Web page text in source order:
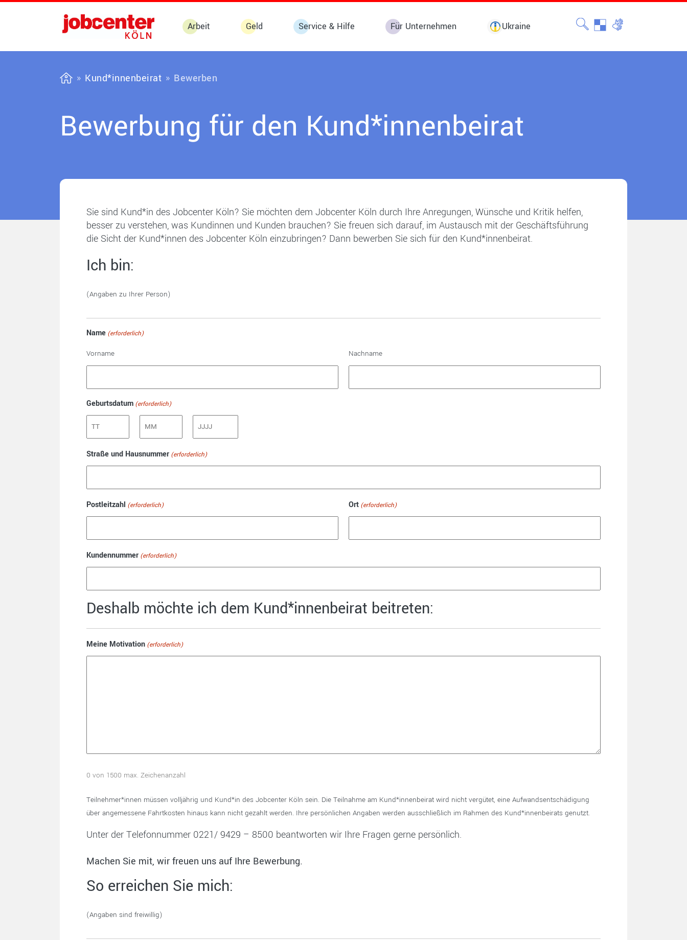
Arbeit Geld Service & Hilfe Für Unternehmen Ukraine
Kund*innenbeirat Bewerben
Bewerbung für den Kund*innenbeirat
Sie sind Kund*in des Jobcenter Köln? Sie möchten dem Jobcenter Köln durch Ihre Anregungen, Wünsche und Kritik helfen,
besser zu verstehen, was Kundinnen und Kunden brauchen? Sie freuen sich darauf, im Austausch mit der Geschäftsführung
die Sicht der Kund*innen des Jobcenter Köln einzubringen? Dann bewerben Sie sich für den Kund*innenbeirat.
Ich bin:
(Angaben zu Ihrer Person)
Name (erforderlich)
Vorname Nachname
Geburtsdatum (erforderlich)
Straße und Hausnummer (erforderlich)
Postleitzahl (erforderlich) Ort (erforderlich)
Kundennummer (erforderlich)
Deshalb möchte ich dem Kund*innenbeirat beitreten:
Meine Motivation (erforderlich)
0 von 1500 max. Zeichenanzahl
Teilnehmer*innen müssen volljährig und Kund*in des Jobcenter Köln sein. Die Teilnahme am Kund*innenbeirat wird nicht vergütet, eine Aufwandsentschädigung
über angemessene Fahrtkosten hinaus kann nicht gezahlt werden. Ihre persönlichen Angaben werden ausschließlich im Rahmen des Kund*innenbeirats genutzt.
Unter der Telefonnummer 0221/ 9429 – 8500 beantworten wir Ihre Fragen gerne persönlich.
Machen Sie mit, wir freuen uns auf Ihre Bewerbung.
So erreichen Sie mich:
(Angaben sind freiwillig)